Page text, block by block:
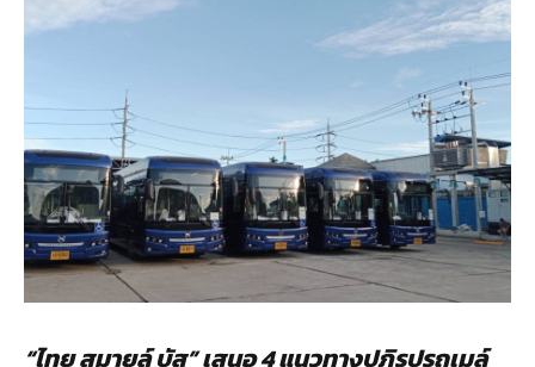
“ไทย สมายล์ บัส” เสนอ 4 แนวทางปฏิรูปรถเมล์